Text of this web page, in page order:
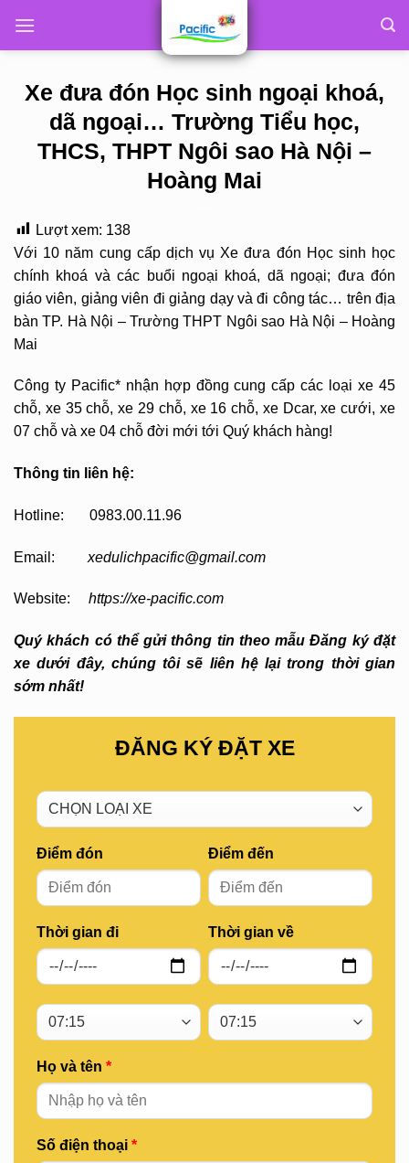
Xe đưa đón Học sinh ngoại khoá,
dã ngoại… Trường Tiểu học,
THCS, THPT Ngôi sao Hà Nội –
Hoàng Mai
Lượt xem: 138
Với 10 năm cung cấp dịch vụ Xe đưa đón Học sinh học
chính khoá và các buổi ngoại khoá, dã ngoại; đưa đón
giáo viên, giảng viên đi giảng dạy và đi công tác… trên địa
bàn TP. Hà Nội – Trường THPT Ngôi sao Hà Nội – Hoàng
Mai
Công ty Pacific* nhận hợp đồng cung cấp các loại xe 45
chỗ, xe 35 chỗ, xe 29 chỗ, xe 16 chỗ, xe Dcar, xe cưới, xe
07 chỗ và xe 04 chỗ đời mới tới Quý khách hàng!
Thông tin liên hệ:
Hotline: 0983.00.11.96
Email: xedulichpacific@gmail.com
Website: https://xe-pacific.com
Quý khách có thể gửi thông tin theo mẫu Đăng ký đặt
xe dưới đây, chúng tôi sẽ liên hệ lại trong thời gian
sớm nhất!
ĐĂNG KÝ ĐẶT XE
Điểm đón
Thời gian đi
Điểm đến
Thời gian về
Họ và tên *
Số điện thoại *